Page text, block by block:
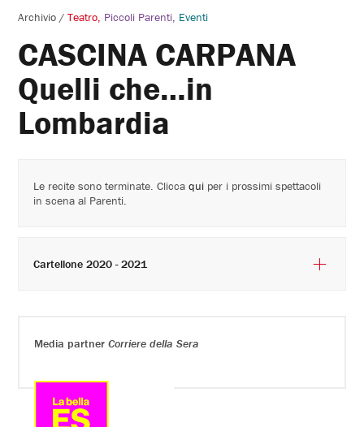
Archivio /Teatro Piccoli Parenti Eventi
CASCINA CARPANA
Quelli che…in
Lombardia
Media partnerCorriere della Sera
Le recite sono terminate. Cliccaqui per i prossimi spettacoli
in scena al Parenti.
Cartellone 2020 - 2021